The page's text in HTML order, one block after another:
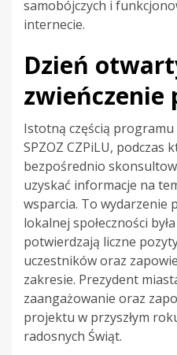
samobójczych i
internecie.
Dzień
zwieńczenie
Istotną częścią programu
SPZOZ CZPiLU, podczas
bezpośrednio
uzyskać informacje na
wsparcia. To wydarzenie
lokalnej społeczności
potwierdzają liczne
uczestników oraz
zakresie. Prezydent
zaangażowanie oraz
projektu w przyszłym
radosnych Świąt.